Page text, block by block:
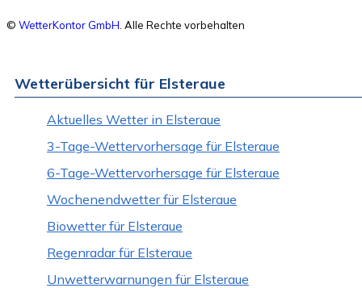
© WetterKontor GmbH . Alle Rechte vorbehalten
Wetterübersicht für Elsteraue
Aktuelles Wetter in Elsteraue
3-Tage-Wettervorhersage für Elsteraue
6-Tage-Wettervorhersage für Elsteraue
Wochenendwetter für Elsteraue
Biowetter für Elsteraue
Regenradar für Elsteraue
Unwetterwarnungen für Elsteraue